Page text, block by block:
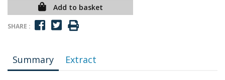
Add to basket
SHARE :
Summary Extract